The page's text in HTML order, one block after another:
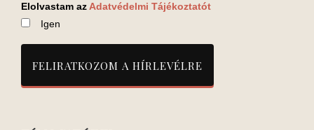
Elolvastam az Adatvédelmi Tájékoztatót
Igen